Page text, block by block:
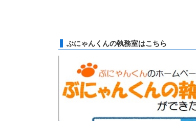
ぶにゃんくんの執務室はこちら